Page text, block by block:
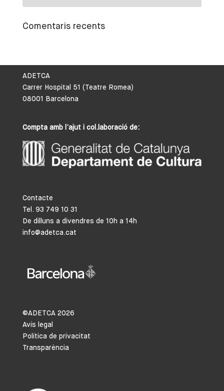
Comentaris recents
ADETCA
Carrer Hospital 51 (Teatre Romea)
08001 Barcelona
Compta amb l’ajut i col.laboració de:
Contacte
Tel. 93 749 10 31
De dilluns a divendres de 10h a 14h
info@adetca.cat
©ADETCA 2026
Avís legal
Política de privacitat
Transparència